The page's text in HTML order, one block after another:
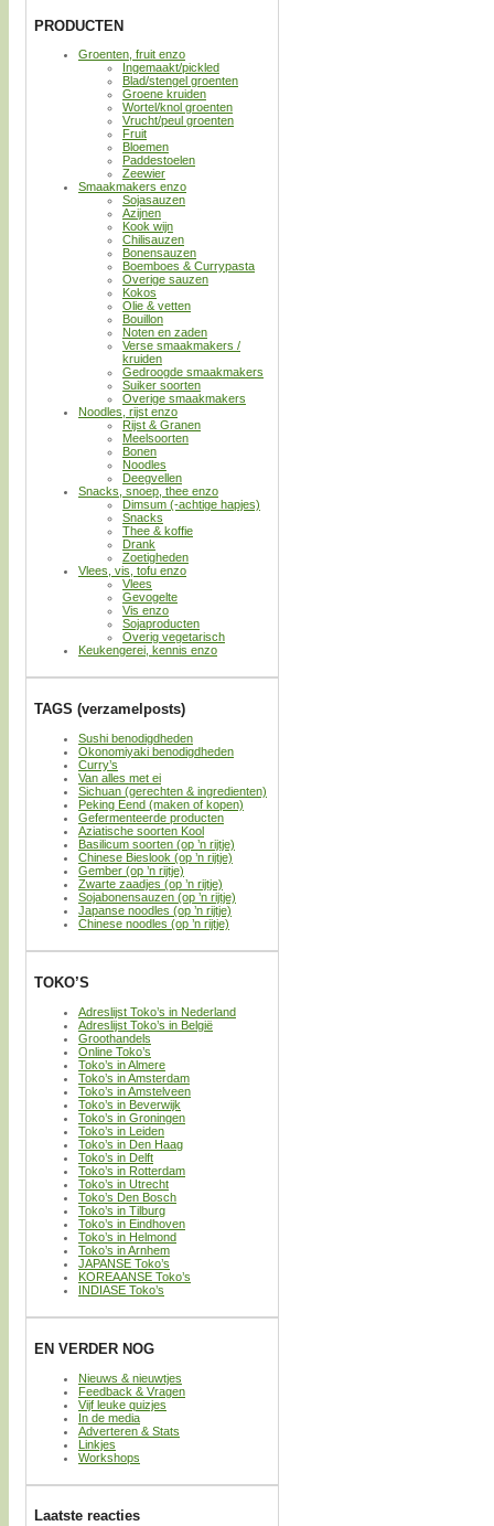
PRODUCTEN
Groenten, fruit enzo
Ingemaakt/pickled
Blad/stengel groenten
Groene kruiden
Wortel/knol groenten
Vrucht/peul groenten
Fruit
Bloemen
Paddestoelen
Zeewier
Smaakmakers enzo
Sojasauzen
Azijnen
Kook wijn
Chilisauzen
Bonensauzen
Boemboes & Currypasta
Overige sauzen
Kokos
Olie & vetten
Bouillon
Noten en zaden
Verse smaakmakers /
kruiden
Gedroogde smaakmakers
Suiker soorten
Overige smaakmakers
Noodles, rijst enzo
Rijst & Granen
Meelsoorten
Bonen
Noodles
Deegvellen
Snacks, snoep, thee enzo
Dimsum (-achtige hapjes)
Snacks
Thee & koffie
Drank
Zoetigheden
Vlees, vis, tofu enzo
Vlees
Gevogelte
Vis enzo
Sojaproducten
Overig vegetarisch
Keukengerei, kennis enzo
TAGS (verzamelposts)
Sushi benodigdheden
Okonomiyaki benodigdheden
Curry’s
Van alles met ei
Sichuan (gerechten & ingredienten)
Peking Eend (maken of kopen)
Gefermenteerde producten
Aziatische soorten Kool
Basilicum soorten (op ’n rijtje)
Chinese Bieslook (op ’n rijtje)
Gember (op ’n rijtje)
Zwarte zaadjes (op ’n rijtje)
Sojabonensauzen (op ’n rijtje)
Japanse noodles (op ’n rijtje)
Chinese noodles (op ’n rijtje)
TOKO’S
Adreslijst Toko’s in Nederland
Adreslijst Toko’s in België
Groothandels
Online Toko’s
Toko’s in Almere
Toko’s in Amsterdam
Toko’s in Amstelveen
Toko’s in Beverwijk
Toko’s in Groningen
Toko’s in Leiden
Toko’s in Den Haag
Toko’s in Delft
Toko’s in Rotterdam
Toko’s in Utrecht
Toko’s Den Bosch
Toko’s in Tilburg
Toko’s in Eindhoven
Toko’s in Helmond
Toko’s in Arnhem
JAPANSE Toko’s
KOREAANSE Toko’s
INDIASE Toko’s
EN VERDER NOG
Nieuws & nieuwtjes
Feedback & Vragen
Vijf leuke quizjes
In de media
Adverteren & Stats
Linkjes
Workshops
Laatste reacties